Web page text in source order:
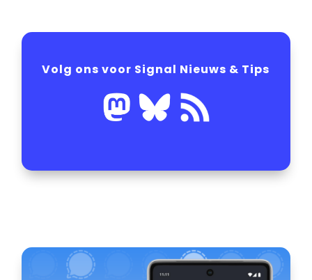
Volg ons voor Signal Nieuws & Tips